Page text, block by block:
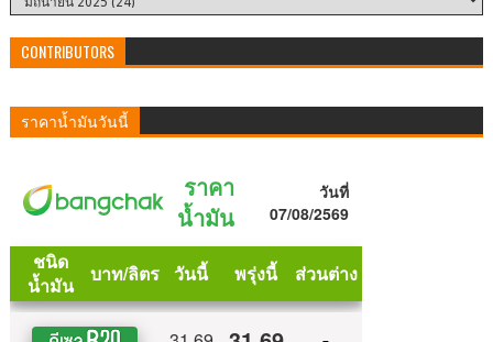
CONTRIBUTORS
ราคาน้ำมันวันนี้